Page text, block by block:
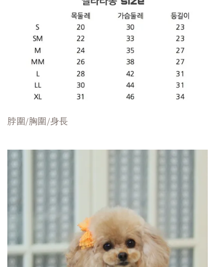
脖圍/胸圍/身長